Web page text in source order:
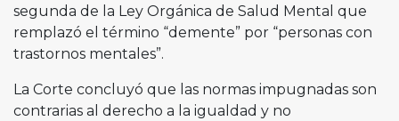
segunda de la Ley Orgánica de Salud Mental que
remplazó el término “demente” por “personas con
trastornos mentales”.
La Corte concluyó que las normas impugnadas son
contrarias al derecho a la igualdad y no